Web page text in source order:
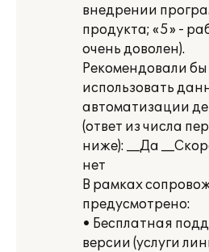
внедрении
продукта; «5» -
очень доволен).
Рекомендовали бы
использовать
автоматизации
(ответ из числа
ниже): __Да
нет
В рамках
предусмотрено:
• Бесплатная
версии (услуги